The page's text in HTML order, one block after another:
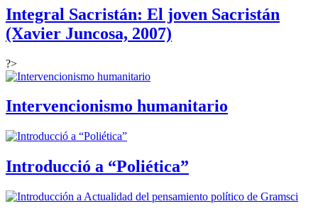
Integral Sacristán: El joven Sacristán
(Xavier Juncosa, 2007)
?>
Intervencionismo humanitario
Introducció a “Poliética”